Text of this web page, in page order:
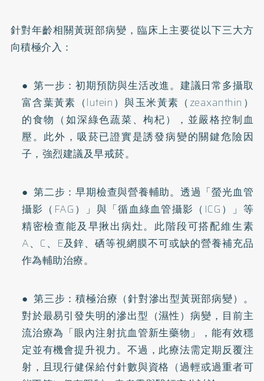
針對年齡相關黃斑部病變，臨床上主要從以下三大方
向積極介入：
● 第一步：初期預防與生活改進。建議日常多攝取
富含葉黃素（lutein）與玉米黃素（zeaxanthin）
的食物（如深綠色蔬菜、枸杞），並嚴格控制血
壓。此外，吸菸已證實是誘發病變的關鍵危險因
子，強烈建議及早戒菸。
● 第二步：早期檢查與營養輔助。透過「螢光血管
攝影（FAG）」與「循血綠血管攝影（ICG）」等
精密檢查能及早揪出病灶。此階段可搭配維生素
A、C、E及鋅、硒等視網膜不可或缺的營養補充品
作為輔助治療。
● 第三步：積極治療（針對滲出型黃斑部病變）。
對於最易引發失明的滲出型（濕性）病變，目前主
流治療為「眼內注射抗血管新生藥物」，能有效穩
定並有機會提升視力。不過，此療法需定期反覆注
射，且現行健保給付針數與資格（過輕或過重者可